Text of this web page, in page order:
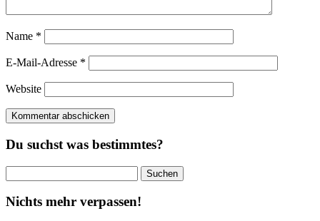
Name *
E-Mail-Adresse *
Website
Du suchst was bestimmtes?
nach:
Nichts mehr verpassen!